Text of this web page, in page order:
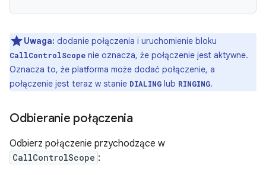
Uwaga: dodanie połączenia i uruchomienie bloku
CallControlScope nie oznacza, że połączenie jest aktywne.
Oznacza to, że platforma może dodać połączenie, a
połączenie jest teraz w stanie DIALING lub RINGING.
Odbieranie połączenia
Odbierz połączenie przychodzące w
CallControlScope :